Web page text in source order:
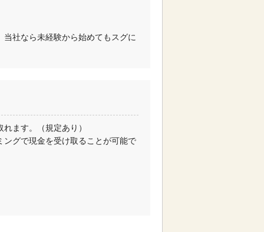
社なら未経験から始めてもスグに
ます。（規定あり）
グで現金を受け取ることが可能で